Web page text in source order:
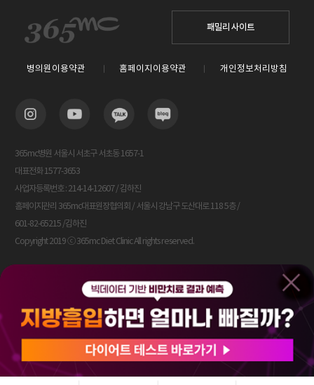
패밀리 사이트
병의원이용약관 홈페이지이용약관 개인정보처리방침
365mc병원 서울시 서초구 서초동 1657-1
대표전화 1577-3653
사업자등록번호 : 214-14-12607 / 김하진
홈페이지관리 365mc대표원장협의회 / 서울시 강남구 도산대로 118 5층 /
601-82-65215 /김하진
Copyright 2019 ⓒ 365mc Diet Clinic All rights reserved.